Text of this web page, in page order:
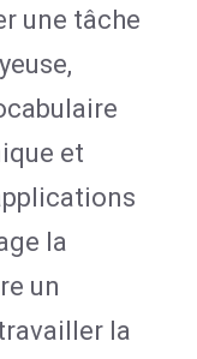
une tâche
et
la
un
la